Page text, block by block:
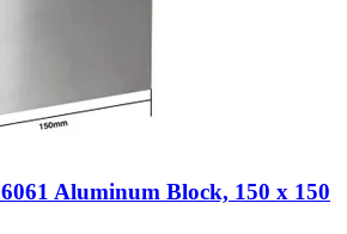
6061 Aluminum Block, 150 x 150